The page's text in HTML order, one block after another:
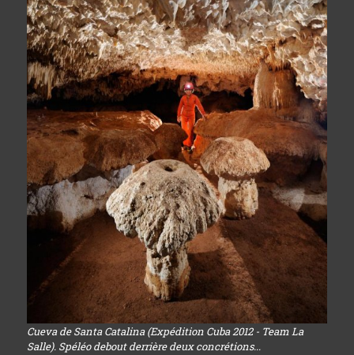
Cueva de Santa Catalina (Expédition Cuba 2012 - Team La
Salle). Spéléo debout derrière deux concrétions...